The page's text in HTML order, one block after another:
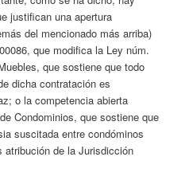
justifican una apertura
del mencionado más arriba)
que modifica la Ley núm.
que sostiene que todo
dicha contratación es
o la competencia abierta
Condominios, que sostiene que
suscitada entre condóminos
atribución de la Jurisdicción